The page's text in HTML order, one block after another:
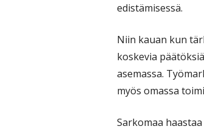
edistämisessä.
Niin kauan kun
koskevia
asemassa.
myös omassa
Sarkomaa